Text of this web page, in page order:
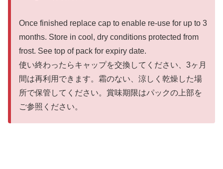
Once finished replace cap to enable re-use for up to 3
months. Store in cool, dry conditions protected from
frost. See top of pack for expiry date.
使い終わったらキャップを交換してください、3ヶ月
間は再利用できます。霜のない、涼しく乾燥した場
所で保管してください。賞味期限はパックの上部を
ご参照ください。